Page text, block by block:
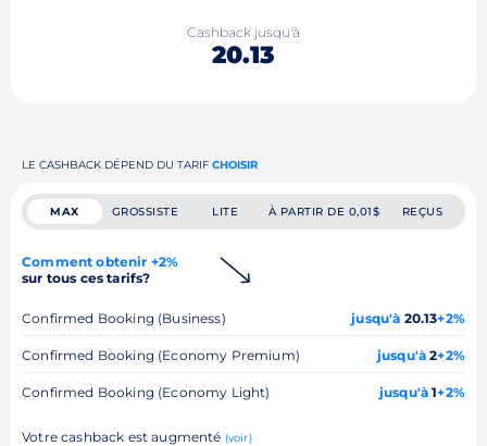
Cashback jusqu'à
20.13
LE CASHBACK DÉPEND DU TARIF CHOISIR
MAX GROSSISTE LITE À PARTIR DE 0,01$ REÇUS
Comment obtenir +2%
sur tous ces tarifs?
Confirmed Booking (Business) jusqu'à 20.13+2%
Confirmed Booking (Economy Premium) jusqu'à 2+2%
Confirmed Booking (Economy Light) jusqu'à 1+2%
Votre cashback est augmenté (voir)